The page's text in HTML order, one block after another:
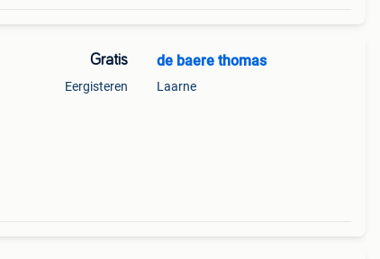
Gratis
Eergisteren
de baere thomas
Laarne